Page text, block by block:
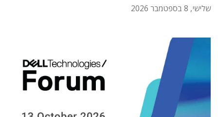
שלישי, 8 בספטמבר 2026